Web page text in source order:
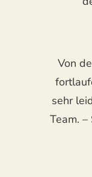
Von
sehr
Team.